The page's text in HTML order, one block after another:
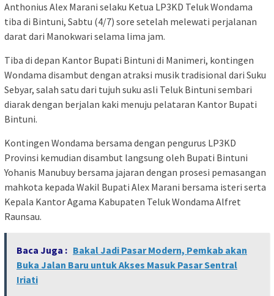
Anthonius Alex Marani selaku Ketua LP3KD Teluk Wondama
tiba di Bintuni, Sabtu (4/7) sore setelah melewati perjalanan
darat dari Manokwari selama lima jam.
Tiba di depan Kantor Bupati Bintuni di Manimeri, kontingen
Wondama disambut dengan atraksi musik tradisional dari Suku
Sebyar, salah satu dari tujuh suku asli Teluk Bintuni sembari
diarak dengan berjalan kaki menuju pelataran Kantor Bupati
Bintuni.
Kontingen Wondama bersama dengan pengurus LP3KD
Provinsi kemudian disambut langsung oleh Bupati Bintuni
Yohanis Manubuy bersama jajaran dengan prosesi pemasangan
mahkota kepada Wakil Bupati Alex Marani bersama isteri serta
Kepala Kantor Agama Kabupaten Teluk Wondama Alfret
Raunsau.
Baca Juga : Bakal Jadi Pasar Modern, Pemkab akan
Buka Jalan Baru untuk Akses Masuk Pasar Sentral
Iriati